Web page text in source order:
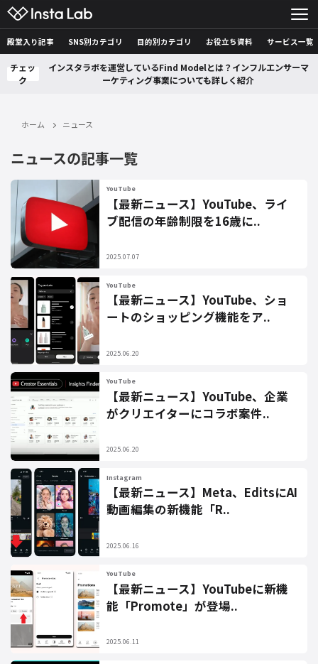
殿堂入り記事 SNS別カテゴリ 目的別カテゴリ お役立ち資料 サービス一覧
チェッ
ク
インスタラボを運営しているFind Modelとは？インフルエンサーマ
ーケティング事業についても詳しく紹介
ホーム ニュース
ニュースの記事一覧
YouTube
【最新ニュース】YouTube、ライ
ブ配信の年齢制限を16歳に..
2025.07.07
YouTube
【最新ニュース】YouTube、ショ
ートのショッピング機能をア..
2025.06.20
YouTube
【最新ニュース】YouTube、企業
がクリエイターにコラボ案件..
2025.06.20
Instagram
【最新ニュース】Meta、EditsにAI
動画編集の新機能「R..
2025.06.16
YouTube
【最新ニュース】YouTubeに新機
能「Promote」が登場..
2025.06.11